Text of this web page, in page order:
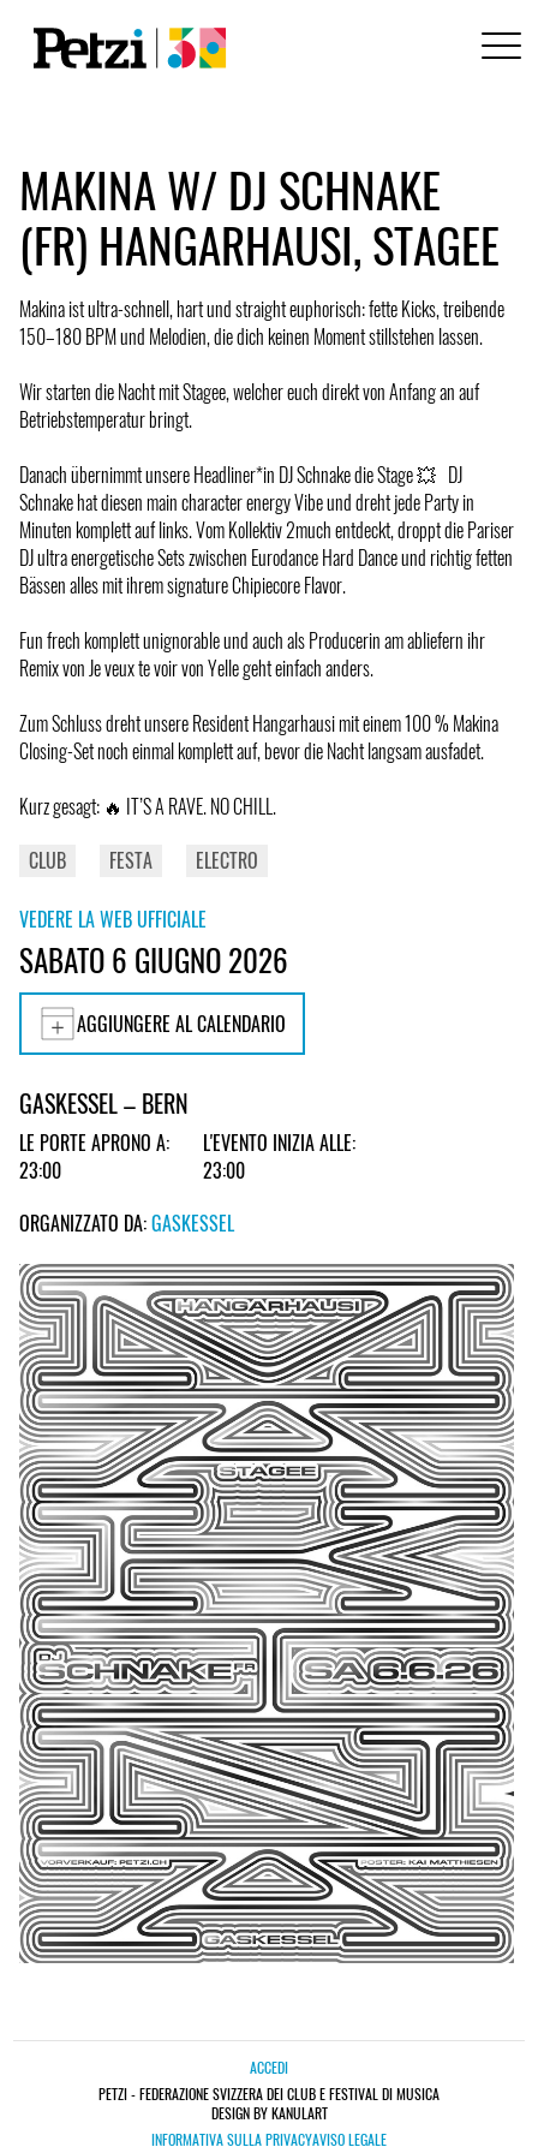
MAKINA W/ DJ SCHNAKE
(FR) HANGARHAUSI, STAGEE
Makina ist ultra-schnell, hart und straight euphorisch: fette Kicks, treibende
150–180 BPM und Melodien, die dich keinen Moment stillstehen lassen.
Wir starten die Nacht mit Stagee, welcher euch direkt von Anfang an auf
Betriebstemperatur bringt.
Danach übernimmt unsere Headliner*in DJ Schnake die Stage 💥 DJ
Schnake hat diesen main character energy Vibe und dreht jede Party in
Minuten komplett auf links. Vom Kollektiv 2much entdeckt, droppt die Pariser
DJ ultra energetische Sets zwischen Eurodance Hard Dance und richtig fetten
Bässen alles mit ihrem signature Chipiecore Flavor.
Fun frech komplett unignorable und auch als Producerin am abliefern ihr
Remix von Je veux te voir von Yelle geht einfach anders.
Zum Schluss dreht unsere Resident Hangarhausi mit einem 100 % Makina
Closing-Set noch einmal komplett auf, bevor die Nacht langsam ausfadet.
Kurz gesagt: 🔥 IT’S A RAVE. NO CHILL.
CLUB
FESTA ELECTRO
VEDERE LA WEB UFFICIALE
SABATO 6 GIUGNO 2026
AGGIUNGERE AL CALENDARIO
GASKESSEL – BERN
LE PORTE APRONO A:
23:00
L'EVENTO INIZIA ALLE:
23:00
ORGANIZZATO DA:GASKESSEL
ACCEDI
PETZI - FEDERAZIONE SVIZZERA DEI CLUB E FESTIVAL DI MUSICA
DESIGN BY KANULART
INFORMATIVA SULLA PRIVACYAVISO LEGALE